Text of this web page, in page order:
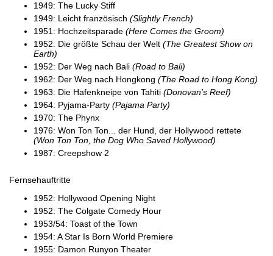
1949: The Lucky Stiff
1949: Leicht französisch (Slightly French)
1951: Hochzeitsparade (Here Comes the Groom)
1952: Die größte Schau der Welt (The Greatest Show on
Earth)
1952: Der Weg nach Bali (Road to Bali)
1962: Der Weg nach Hongkong (The Road to Hong Kong)
1963: Die Hafenkneipe von Tahiti (Donovan's Reef)
1964: Pyjama-Party (Pajama Party)
1970: The Phynx
1976: Won Ton Ton... der Hund, der Hollywood rettete
(Won Ton Ton, the Dog Who Saved Hollywood)
1987: Creepshow 2
Fernsehauftritte
1952: Hollywood Opening Night
1952: The Colgate Comedy Hour
1953/54: Toast of the Town
1954: A Star Is Born World Premiere
1955: Damon Runyon Theater